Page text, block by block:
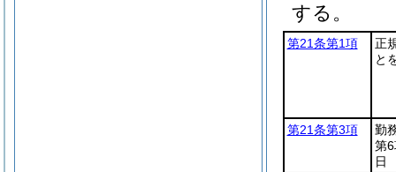
する。
第21条第1項
正
と
第21条第3項
勤
第
日